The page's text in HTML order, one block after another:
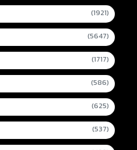
(1921)
(5647)
(1717)
(586)
(625)
(537)